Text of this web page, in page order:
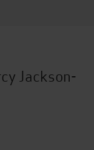
Jackson-